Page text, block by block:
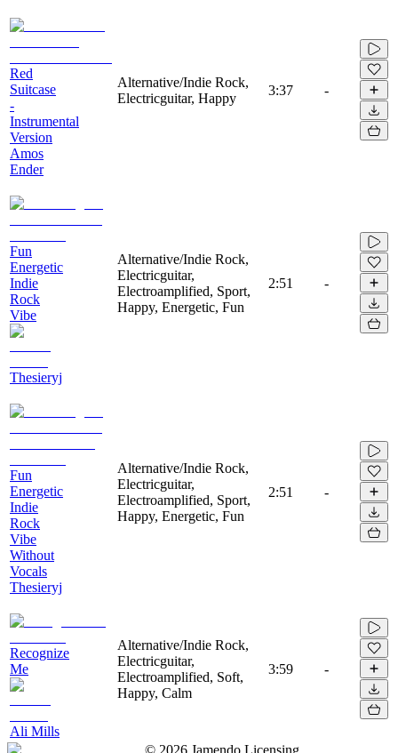
Red
Suitcase
-
Instrumental
Version
Amos
Ender
Alternative/Indie Rock,
Electricguitar, Happy
3:37 -
Fun
Energetic
Indie
Rock
Vibe
Thesieryj
Alternative/Indie Rock,
Electricguitar,
Electroamplified, Sport,
Happy, Energetic, Fun
2:51 -
Fun
Energetic
Indie
Rock
Vibe
Without
Vocals
Thesieryj
Alternative/Indie Rock,
Electricguitar,
Electroamplified, Sport,
Happy, Energetic, Fun
2:51 -
Recognize
Me
Ali Mills
Alternative/Indie Rock,
Electricguitar,
Electroamplified, Soft,
Happy, Calm
3:59 -
© 2026 Jamendo Licensing